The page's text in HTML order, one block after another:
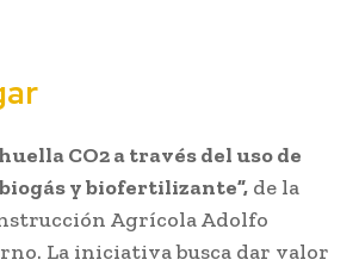
CO2 a través del uso de
y biofertilizante”, de la
Agrícola Adolfo
La iniciativa busca dar valor